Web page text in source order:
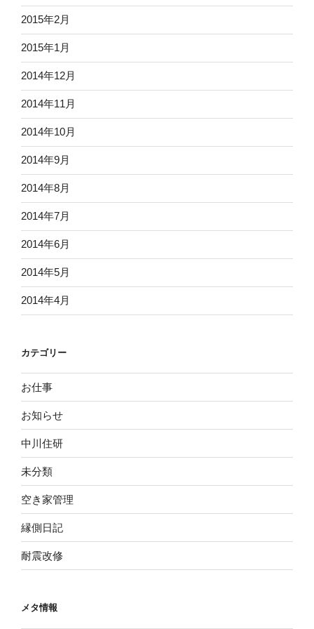
2015年2月
2015年1月
2014年12月
2014年11月
2014年10月
2014年9月
2014年8月
2014年7月
2014年6月
2014年5月
2014年4月
カテゴリー
お仕事
お知らせ
中川住研
未分類
空き家管理
縁側日記
耐震改修
メタ情報